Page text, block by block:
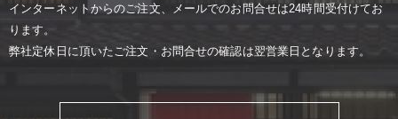
インターネットからのご注⽂、メールでのお問合せは24時間受付けてお
ります。
弊社定休⽇に頂いたご注⽂・お問合せの確認は翌営業⽇となります。